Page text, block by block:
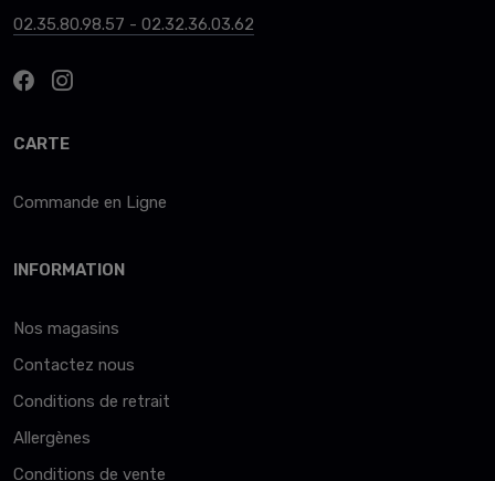
02.35.80.98.57 - 02.32.36.03.62
CARTE
Commande en Ligne
INFORMATION
Nos magasins
Contactez nous
Conditions de retrait
Allergènes
Conditions de vente